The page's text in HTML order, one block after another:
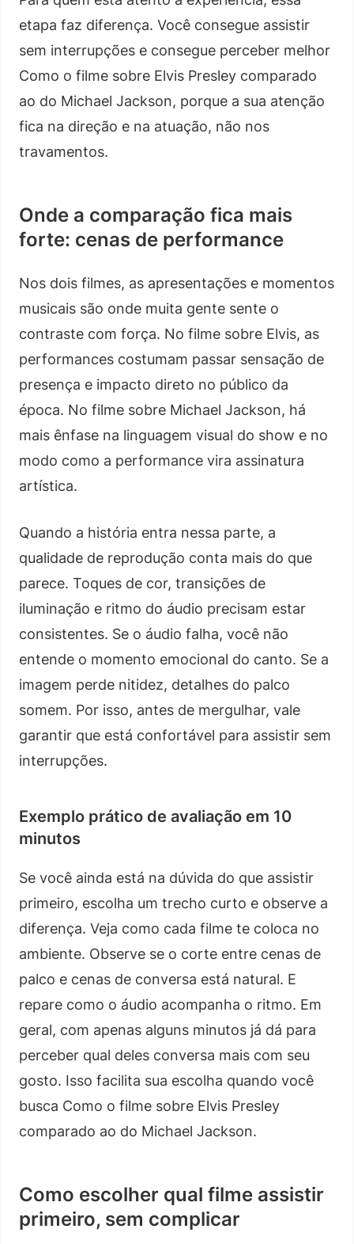
etapa faz diferença. Você consegue assistir
sem interrupções e consegue perceber melhor
Como o filme sobre Elvis Presley comparado
ao do Michael Jackson, porque a sua atenção
fica na direção e na atuação, não nos
travamentos.
Onde a comparação fica mais
forte: cenas de performance
Nos dois filmes, as apresentações e momentos
musicais são onde muita gente sente o
contraste com força. No filme sobre Elvis, as
performances costumam passar sensação de
presença e impacto direto no público da
época. No filme sobre Michael Jackson, há
mais ênfase na linguagem visual do show e no
modo como a performance vira assinatura
artística.
Quando a história entra nessa parte, a
qualidade de reprodução conta mais do que
parece. Toques de cor, transições de
iluminação e ritmo do áudio precisam estar
consistentes. Se o áudio falha, você não
entende o momento emocional do canto. Se a
imagem perde nitidez, detalhes do palco
somem. Por isso, antes de mergulhar, vale
garantir que está confortável para assistir sem
interrupções.
Exemplo prático de avaliação em 10
minutos
Se você ainda está na dúvida do que assistir
primeiro, escolha um trecho curto e observe a
diferença. Veja como cada filme te coloca no
ambiente. Observe se o corte entre cenas de
palco e cenas de conversa está natural. E
repare como o áudio acompanha o ritmo. Em
geral, com apenas alguns minutos já dá para
perceber qual deles conversa mais com seu
gosto. Isso facilita sua escolha quando você
busca Como o filme sobre Elvis Presley
comparado ao do Michael Jackson.
Como escolher qual filme assistir
primeiro, sem complicar